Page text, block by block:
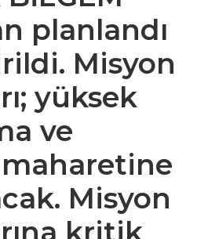
planlandı
Misyon
yüksek
ve
Misyon
kritik